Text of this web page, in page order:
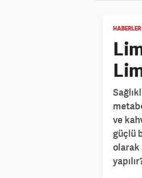
HABERLER
ve
güçlü
olarak